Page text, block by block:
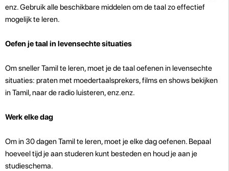
enz. Gebruik alle beschikbare middelen om de taal zo effectief
mogelijk te leren.
Oefen je taal in levensechte situaties
Om sneller Tamil te leren, moet je de taal oefenen in levensechte
situaties: praten met moedertaalsprekers, films en shows bekijken
in Tamil, naar de radio luisteren, enz.enz.
Werk elke dag
Om in 30 dagen Tamil te leren, moet je elke dag oefenen. Bepaal
hoeveel tijd je aan studeren kunt besteden en houd je aan je
studieschema.